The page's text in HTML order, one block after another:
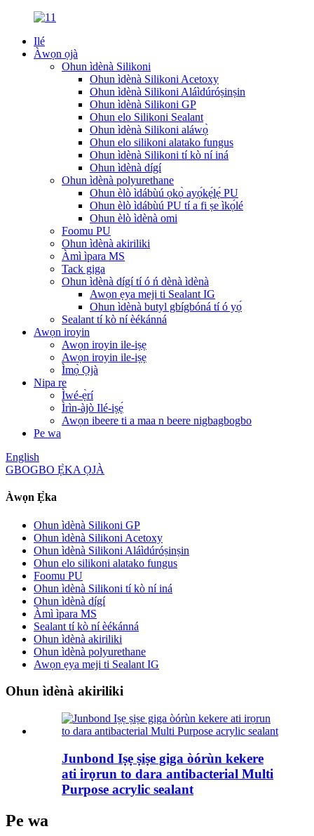
Ilé
Àwọn ọjà
Ohun ìdènà Silikoni
Ohun ìdènà Silikoni Acetoxy
Ohun ìdènà Silikoni Aláìdúróṣinṣin
Ohun ìdènà Silikoni GP
Ohun elo Silikoni Sealant
Ohun ìdènà Silikoni aláwọ̀
Ohun elo silikoni alatako fungus
Ohun ìdènà Silikoni tí kò ní iná
Ohun ìdènà dígí
Ohun ìdènà polyurethane
Ohun èlò ìdábùú ọkọ̀ ayọ́kẹ́lẹ́ PU
Ohun èlò ìdábùú PU tí a fi ṣe ìkọ́lé
Ohun èlò ìdènà omi
Foomu PU
Ohun ìdènà akiriliki
Àmì ìpara MS
Tack giga
Ohun ìdènà dígí tí ó ń dènà ìdènà
Awọn ẹya meji ti Sealant IG
Ohun ìdènà butyl gbígbóná tí ó yọ́
Sealant tí kò ní èékánná
Awọn iroyin
Awọn iroyin ile-iṣẹ
Awọn iroyin ile-iṣẹ
Ìmọ̀ Ọjà
Nipa re
Ìwé-ẹ̀rí
Ìrìn-àjò Ilé-iṣẹ́
Awọn ibeere ti a maa n beere nigbagbogbo
Pe wa
English
GBOGBO Ẹ̀KA ỌJÀ
Àwọn Ẹ̀ka
Ohun ìdènà Silikoni GP
Ohun ìdènà Silikoni Acetoxy
Ohun ìdènà Silikoni Aláìdúróṣinṣin
Ohun elo silikoni alatako fungus
Foomu PU
Ohun ìdènà Silikoni tí kò ní iná
Ohun ìdènà dígí
Àmì ìpara MS
Sealant tí kò ní èékánná
Ohun ìdènà akiriliki
Ohun ìdènà polyurethane
Awọn ẹya meji ti Sealant IG
Ohun ìdènà akiriliki
Junbond Iṣẹ ṣiṣe giga òórùn kekere
ati irọrun to dara antibacterial Multi
Purpose acrylic sealant
Pe wa